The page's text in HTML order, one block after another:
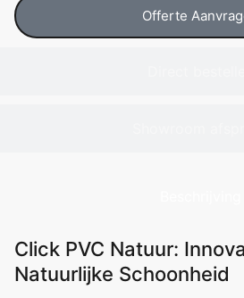
Offerte
Click PVC Natuur:
Natuurlijke Schoonheid